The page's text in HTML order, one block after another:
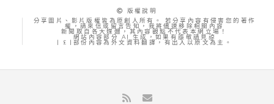
版權說明
分享圖片、影片版權皆為原創人所有。 若分享內容有侵害您的著作
權，請來信或留言告知，我將儘速移除相關內容
新聞取自各大媒體，其內容觀點不代表本網立場！
網站內容部分 AI 生成，如果有誤敬請見諒
| £ |部份內容為外文資料翻譯，有出入以原文為主。